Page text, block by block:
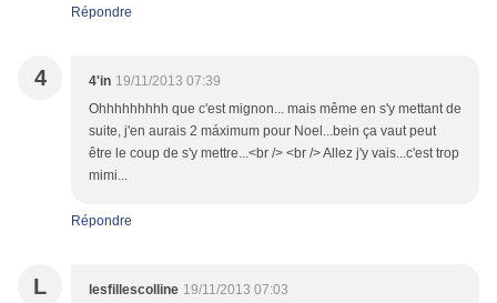
Répondre
4 4'in 19/11/2013 07:39
Ohhhhhhhhh que c'est mignon... mais même en s'y mettant de
suite, j'en aurais 2 máximum pour Noel...bein ça vaut peut
être le coup de s'y mettre...<br /> <br /> Allez j'y vais...c'est trop
mimi...
Répondre
L lesfillescolline 19/11/2013 07:03